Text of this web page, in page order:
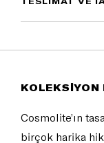
Cosmolite’ın
birçok harika